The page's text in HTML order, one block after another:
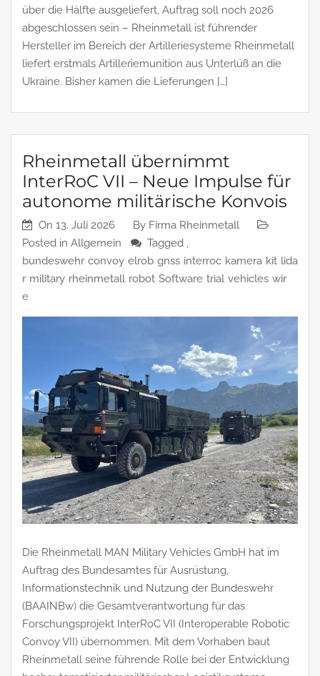
über die Hälfte ausgeliefert, Auftrag soll noch 2026
abgeschlossen sein – Rheinmetall ist führender
Hersteller im Bereich der Artilleriesysteme Rheinmetall
liefert erstmals Artilleriemunition aus Unterlüß an die
Ukraine. Bisher kamen die Lieferungen […]
Rheinmetall übernimmt
InterRoC VII – Neue Impulse für
autonome militärische Konvois
On 13. Juli 2026 By Firma Rheinmetall
Posted in Allgemein
Tagged ,
bundeswehr convoy elrob gnss interroc kamera kit lida
r military rheinmetall robot Software trial vehicles wir
e
Die Rheinmetall MAN Military Vehicles GmbH hat im
Auftrag des Bundesamtes für Ausrüstung,
Informationstechnik und Nutzung der Bundeswehr
(BAAINBw) die Gesamtverantwortung für das
Forschungsprojekt InterRoC VII (Interoperable Robotic
Convoy VII) übernommen. Mit dem Vorhaben baut
Rheinmetall seine führende Rolle bei der Entwicklung